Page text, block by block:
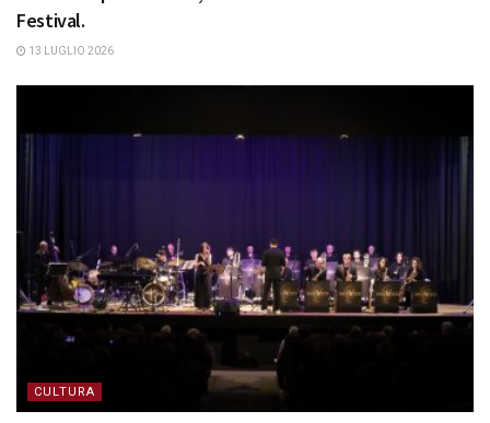
Festival.
13 LUGLIO 2026
CULTURA